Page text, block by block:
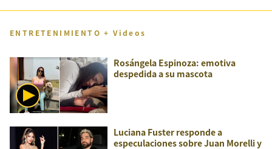
ENTRETENIMIENTO + Videos
Rosángela Espinoza: emotiva
despedida a su mascota
Luciana Fuster responde a
especulaciones sobre Juan Morelli y